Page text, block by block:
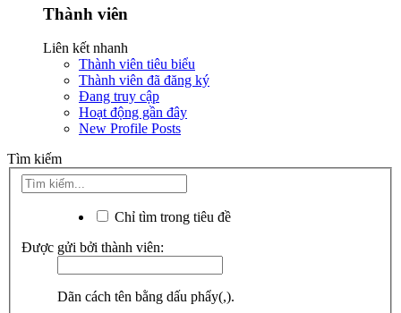
Thành viên
Liên kết nhanh
Thành viên tiêu biểu
Thành viên đã đăng ký
Đang truy cập
Hoạt động gần đây
New Profile Posts
Tìm kiếm
Chỉ tìm trong tiêu đề
Được gửi bởi thành viên:
Dãn cách tên bằng dấu phẩy(,).